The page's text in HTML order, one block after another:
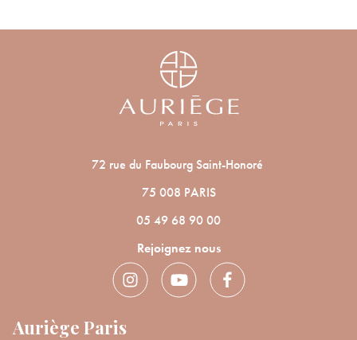
72 rue du Faubourg Saint-Honoré
75 008 PARIS
05 49 68 90 00
Rejoignez nous
Auriège Paris